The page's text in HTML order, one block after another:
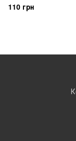
110 грн